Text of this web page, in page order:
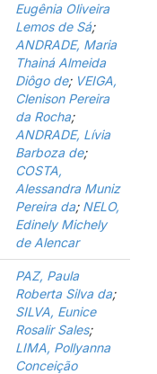
Eugênia Oliveira
Lemos de Sá;
ANDRADE, Maria
Thainá Almeida
Diôgo de; VEIGA,
Clenison Pereira
da Rocha;
ANDRADE, Lívia
Barboza de;
COSTA,
Alessandra Muniz
Pereira da; NELO,
Edinely Michely
de Alencar
PAZ, Paula
Roberta Silva da;
SILVA, Eunice
Rosalir Sales;
LIMA, Pollyanna
Conceição